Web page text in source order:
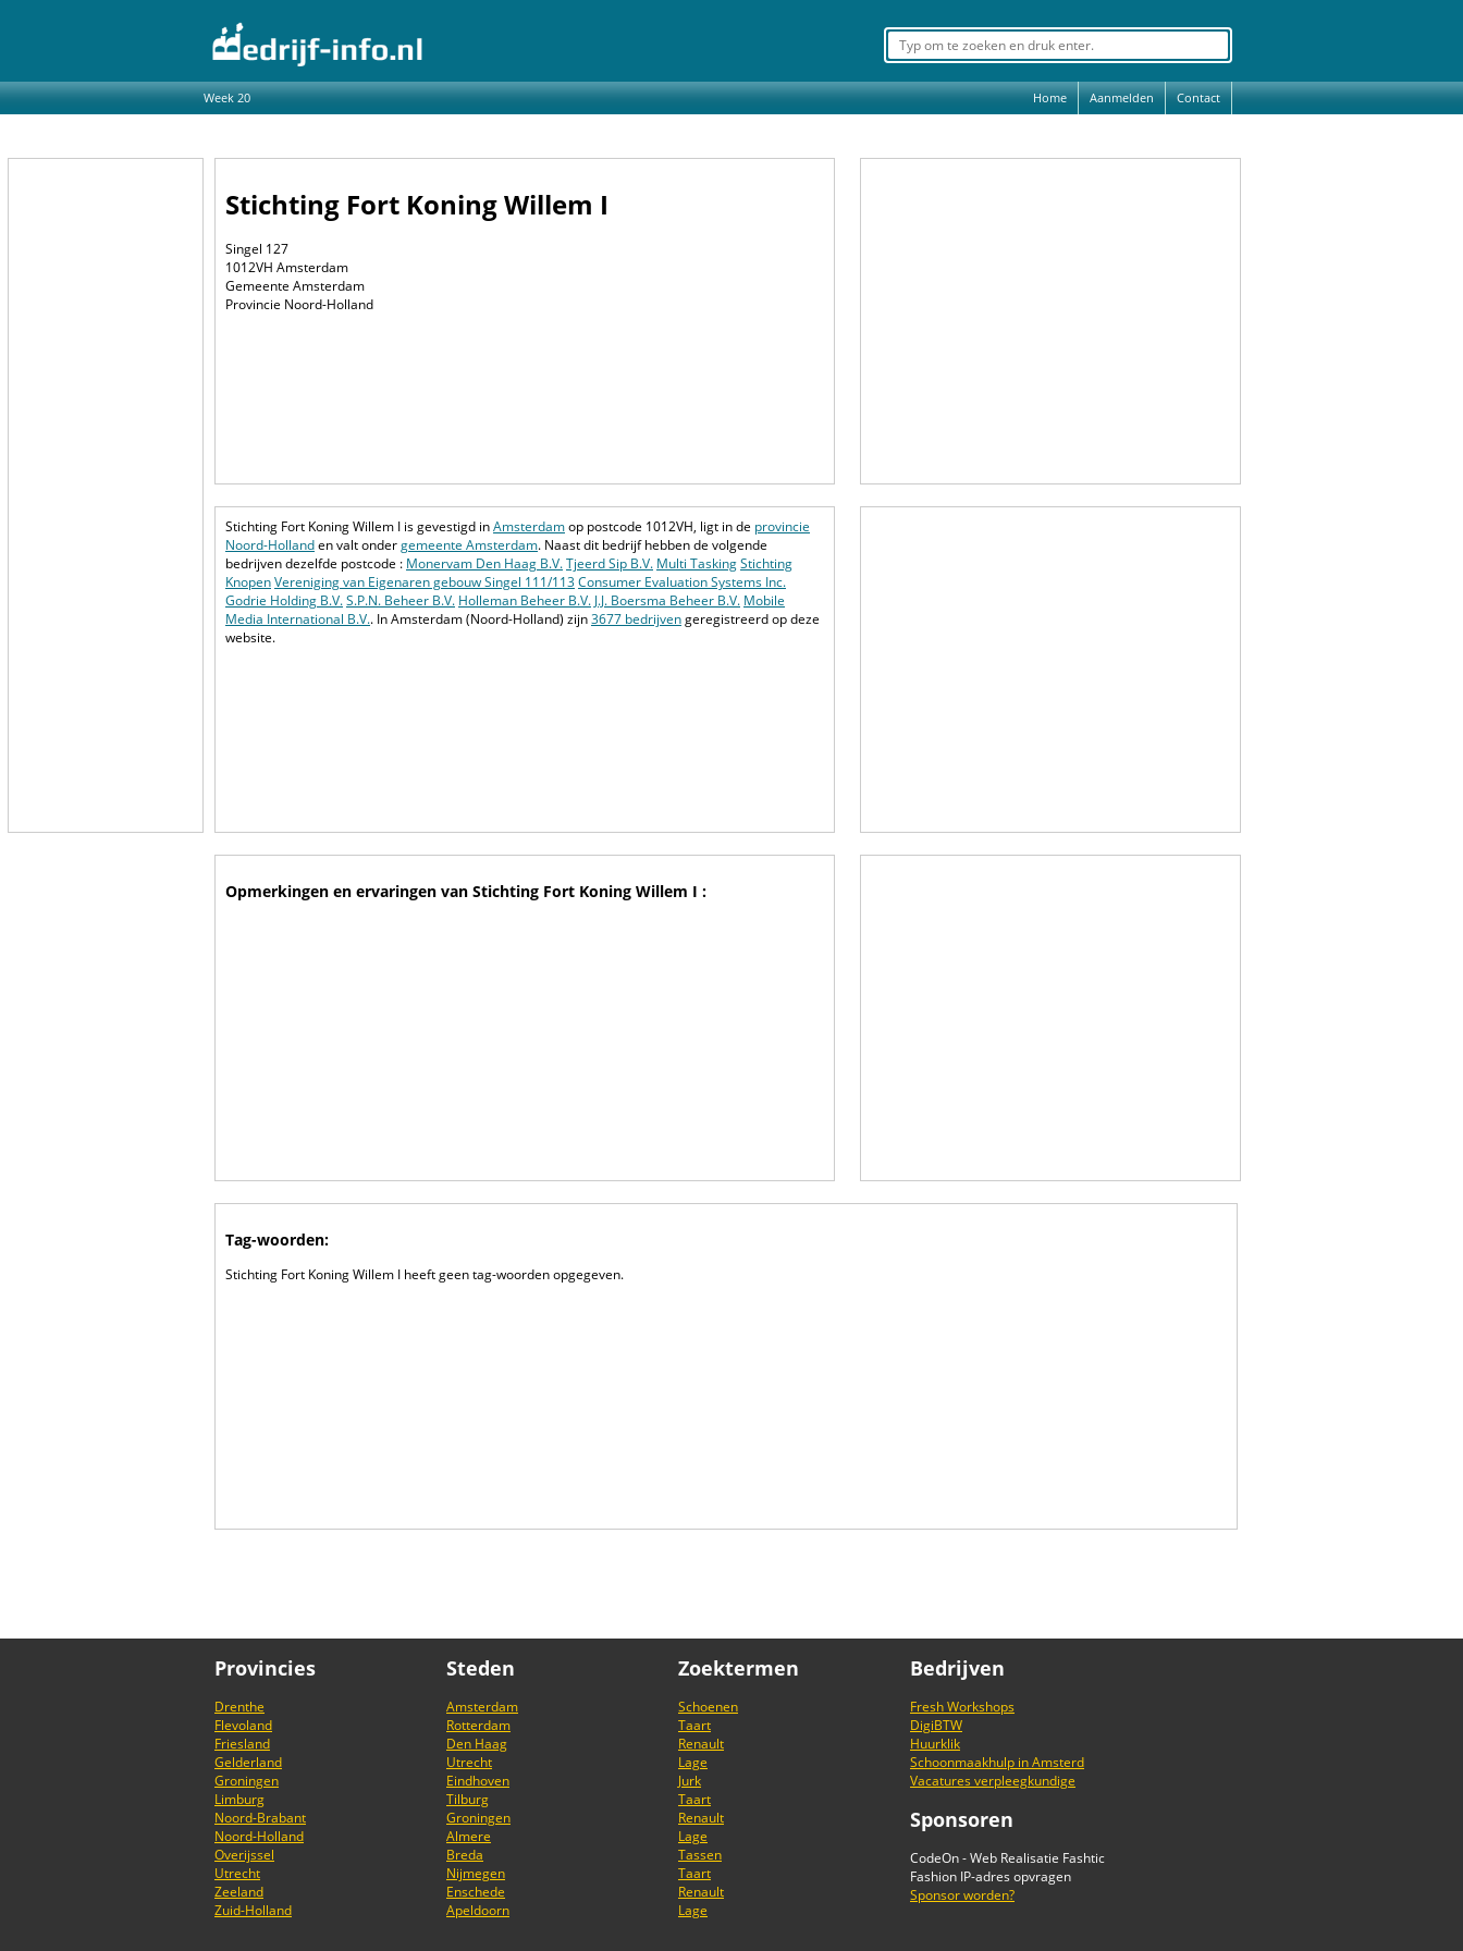
Week 20 Home Aanmelden Contact
Stichting Fort Koning Willem I
Singel 127
1012VH Amsterdam
Gemeente Amsterdam
Provincie Noord-Holland
Stichting Fort Koning Willem I is gevestigd inAmsterdamop postcode 1012VH, ligt in de provincie
Noord-Hollanden valt ondergemeente Amsterdam. Naast dit bedrijf hebben de volgende
bedrijven dezelfde postcode : Monervam Den Haag B.V.Tjeerd Sip B.V. Multi TaskingStichting
KnopenVereniging van Eigenaren gebouw Singel 111/113Consumer Evaluation Systems Inc.
Godrie Holding B.V.S.P.N. Beheer B.V. Holleman Beheer B.V. J.J. Boersma Beheer B.V. Mobile
Media International B.V.. In Amsterdam (Noord-Holland) zijn3677 bedrijvengeregistreerd op deze
website.
Opmerkingen en ervaringen van Stichting Fort Koning Willem I :
Tag-woorden:
Stichting Fort Koning Willem I heeft geen tag-woorden opgegeven.
Provincies
Drenthe
Flevoland
Friesland
Gelderland
Groningen
Limburg
Noord-Brabant
Noord-Holland
Overijssel
Utrecht
Zeeland
Zuid-Holland
Steden
Amsterdam
Rotterdam
Den Haag
Utrecht
Eindhoven
Tilburg
Groningen
Almere
Breda
Nijmegen
Enschede
Apeldoorn
Zoektermen
Schoenen
Taart
Renault
Lage
Jurk
Taart
Renault
Lage
Tassen
Taart
Renault
Lage
Bedrijven
Fresh Workshops
DigiBTW
Huurklik
Schoonmaakhulp in Amsterd
Vacatures verpleegkundige
Sponsoren
CodeOn - Web Realisatie Fashtic
Fashion IP-adres opvragen
Sponsor worden?